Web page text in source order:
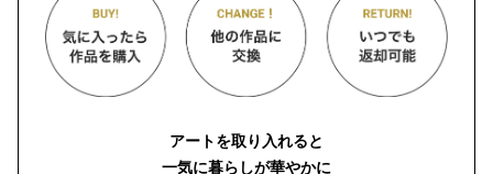
アートを取り入れると
一気に暮らしが華やかに